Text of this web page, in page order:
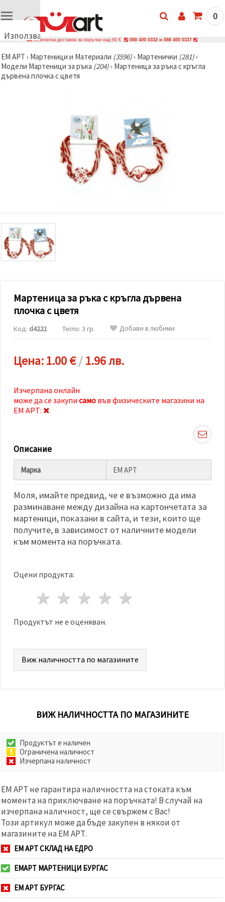
Използваме
🍪
Използваме
бисквитки
показваме
релевантно
съдържание
и реклами,
включително
с помощта
маркетинг.
Можеш да
съгласиш
"бисквитки"
"Приеми
всички!"
или да
посочиш
избереш
дадения
"бисквитки"
и кликнеш
бутона
"Запази"
Приеми
всички
бисквитките
0
Безплатна доставка за поръчки над 60 € 088 400 0332 и 088 400 0337
ЕМ АРТ › Мартеници и Материали (3596)› Мартенички (281)›
Модели Мартеници за ръка (204)› Мартеница за ръка с кръгла
дървена плочка с цветя
Мартеница за ръка с кръгла дървена
плочка с цветя
Код: d4221 Тегло: 3 гр. Добави в любими
Цена:1.00 €/1.96 лв.
Изчерпана онлайн
може да се закупи само във физическите магазини на
ЕМ АРТ:
Описание
Марка ЕМ АРТ
Моля, имайте предвид, че е възможно да има
разминаване между дизайна на картончетата за
мартеници, показани в сайта, и тези, които ще
получите, в зависимост от наличните модели
към момента на поръчката.
Оцени продукта:
4 звезди
3 звезди
2 звезди
1 звезда
Продуктът не е оценяван.
Виж наличността по магазините
ВИЖ НАЛИЧНОСТТА ПО МАГАЗИНИТЕ
Продуктът е наличен
Ограничена наличност
Изчерпана наличност
ЕМ АРТ не гарантира наличността на стоката към
момента на приключване на поръчката! В случай на
изчерпана наличност, ще се свържем с Вас!
Този артикул може да бъде закупен в някои от
магазините на ЕМ АРТ.
ЕМ АРТ СКЛАД НА ЕДРО
ЕМАРТ МАРТЕНИЦИ БУРГАС
ЕМ АРТ БУРГАС